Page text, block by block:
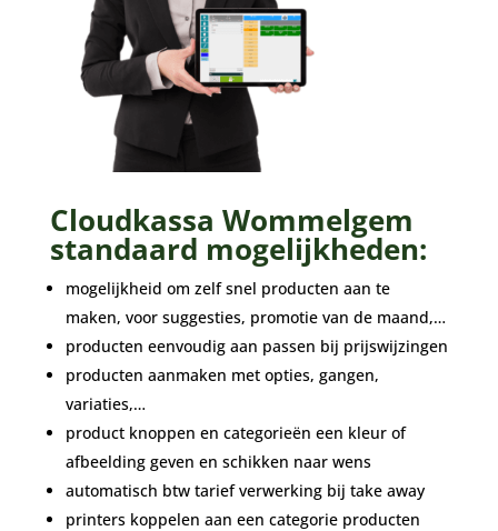
Cloudkassa Wommelgem
standaard mogelijkheden:
mogelijkheid om zelf snel producten aan te
maken, voor suggesties, promotie van de maand,…
producten eenvoudig aan passen bij prijswijzingen
producten aanmaken met opties, gangen,
variaties,…
product knoppen en categorieën een kleur of
afbeelding geven en schikken naar wens
automatisch btw tarief verwerking bij take away
printers koppelen aan een categorie producten